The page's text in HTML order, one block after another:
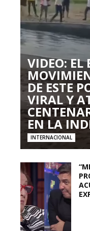
VIDEO: EL
DE ESTE
VIRAL Y
EN LA
INTERNACIONAL